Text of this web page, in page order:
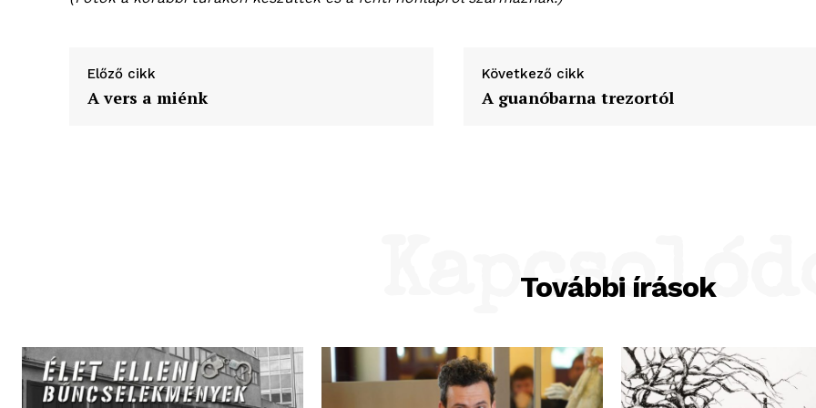
Előző cikk
A vers a miénk
Következő cikk
A guanóbarna trezortól
További írások